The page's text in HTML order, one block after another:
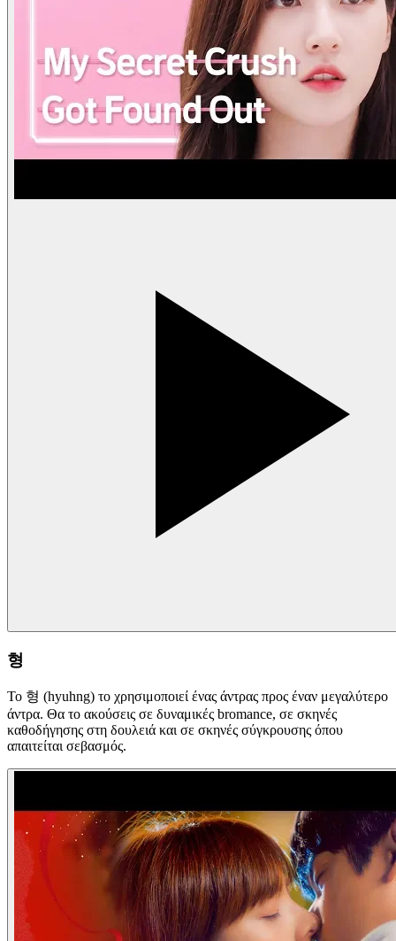
형
Το 형 (hyuhng) το χρησιμοποιεί ένας άντρας προς έναν μεγαλύτερο
άντρα. Θα το ακούσεις σε δυναμικές bromance, σε σκηνές
καθοδήγησης στη δουλειά και σε σκηνές σύγκρουσης όπου
απαιτείται σεβασμός.